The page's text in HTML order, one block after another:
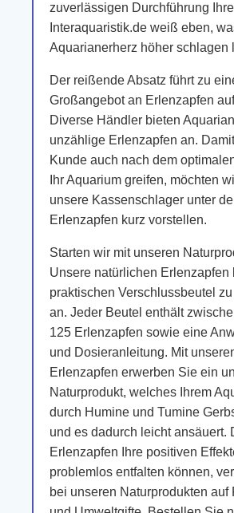
zuverlässigen Durchführung
Interaquaristik.de weiß eben,
Aquarianerherz höher schlagen
Der reißende Absatz führt zu
Großangebot an Erlenzapfen
Diverse Händler bieten
unzählige Erlenzapfen an.
Kunde auch nach dem
Ihr Aquarium greifen, möchten
unsere Kassenschlager unter
Erlenzapfen kurz vorstellen.
Starten wir mit unseren
Unsere natürlichen Erlenzapfen
praktischen Verschlussbeutel
an. Jeder Beutel enthält
125 Erlenzapfen sowie eine
und Dosieranleitung. Mit
Erlenzapfen erwerben Sie ein
Naturprodukt, welches Ihrem
durch Humine und Tumine
und es dadurch leicht ansäuert.
Erlenzapfen Ihre positiven
problemlos entfalten können,
bei unseren Naturprodukten auf